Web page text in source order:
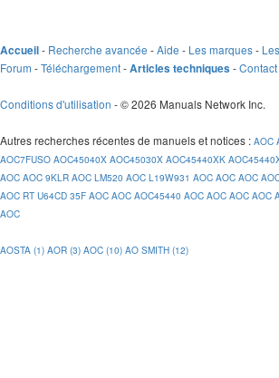
Accueil- Recherche avancée -Aide - Les marques-
Forum -Téléchargement-Articles techniques -Contact
Conditions d'utilisation - © 2026 Manuals Network Inc.
Autres recherches récentes de manuels et notices : AOC
AOC7FUSO AOC45040X AOC45030X AOC45440XK
AOC AOC 9KLR AOC LM520 AOC L19W931 AOC AOC AOC
AOC RT U64CD 35F AOC AOC AOC45440 AOC AOC AOC AOC
AOC
AOSTA (1) AOR (3) AOC (10) AO SMITH (12)